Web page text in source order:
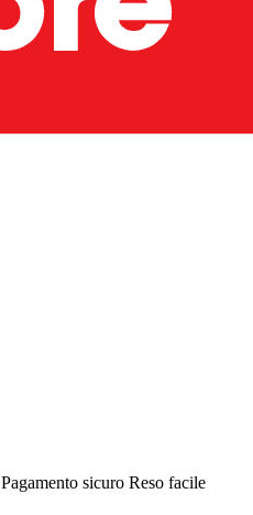
Pagamento sicuro Reso facile